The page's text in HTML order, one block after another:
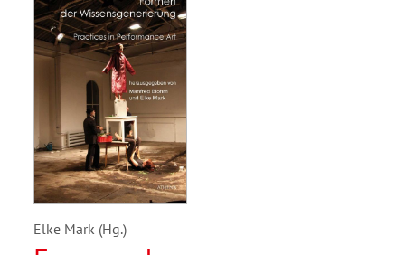
Elke Mark (Hg.)